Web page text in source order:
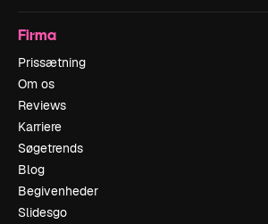
Firma
Prissætning
Om os
Reviews
Karriere
Søgetrends
Blog
Begivenheder
Slidesgo